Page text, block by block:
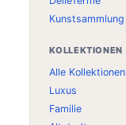
Kunstsammlung
KOLLEKTIONEN
Alle Kollektionen
Luxus
Familie